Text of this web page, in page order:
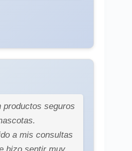
productos seguros
a mis consultas